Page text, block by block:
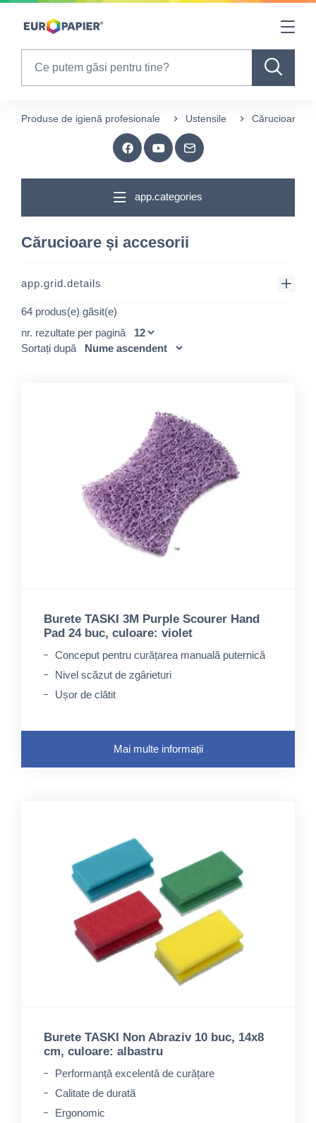
Table Of Content
Produse de igienă profesionale Ustensile Cărucioare și
app.categories
Cărucioare și accesorii
app.grid.details
64 produs(e) găsit(e)
nr. rezultate per pagină
Sortați după
Burete TASKI 3M Purple Scourer Hand
Pad 24 buc, culoare: violet
Conceput pentru curățarea manuală puternică
Nivel scăzut de zgârieturi
Ușor de clătit
Mai multe informații
Burete TASKI Non Abraziv 10 buc, 14x8
cm, culoare: albastru
Performanță excelentă de curățare
Calitate de durată
Ergonomic